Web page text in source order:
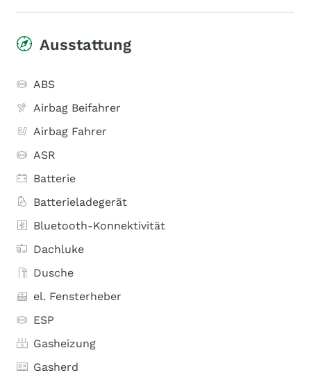
Ausstattung
ABS
Airbag Beifahrer
Airbag Fahrer
ASR
Batterie
Batterieladegerät
Bluetooth-Konnektivität
Dachluke
Dusche
el. Fensterheber
ESP
Gasheizung
Gasherd